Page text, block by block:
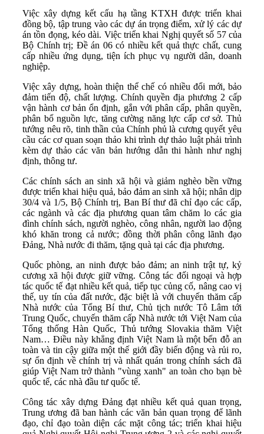
Việc xây dựng kết cấu hạ tầng KTXH được triển khai
đồng bộ, tập trung vào các dự án trọng điểm, xử lý các dự
án tồn đọng, kéo dài. Việc triển khai Nghị quyết số 57 của
Bộ Chính trị; Đề án 06 có nhiều kết quả thực chất, cung
cấp nhiều ứng dụng, tiện ích phục vụ người dân, doanh
nghiệp.
Việc xây dựng, hoàn thiện thể chế có nhiều đổi mới, bảo
đảm tiến độ, chất lượng. Chính quyền địa phương 2 cấp
vận hành cơ bản ổn định, gắn với phân cấp, phân quyền,
phân bổ nguồn lực, tăng cường năng lực cấp cơ sở. Thủ
tướng nêu rõ, tinh thần của Chính phủ là cương quyết yêu
cầu các cơ quan soạn thảo khi trình dự thảo luật phải trình
kèm dự thảo các văn bản hướng dẫn thi hành như nghị
định, thông tư.
Các chính sách an sinh xã hội và giảm nghèo bền vững
được triển khai hiệu quả, bảo đảm an sinh xã hội; nhân dịp
30/4 và 1/5, Bộ Chính trị, Ban Bí thư đã chỉ đạo các cấp,
các ngành và các địa phương quan tâm chăm lo các gia
đình chính sách, người nghèo, công nhân, người lao động
khó khăn trong cả nước; đồng thời phân công lãnh đạo
Đảng, Nhà nước đi thăm, tặng quà tại các địa phương.
Quốc phòng, an ninh được bảo đảm; an ninh trật tự, kỷ
cương xã hội được giữ vững. Công tác đối ngoại và hợp
tác quốc tế đạt nhiều kết quả, tiếp tục củng cố, nâng cao vị
thế, uy tín của đất nước, đặc biệt là với chuyến thăm cấp
Nhà nước của Tổng Bí thư, Chủ tịch nước Tô Lâm tới
Trung Quốc, chuyến thăm cấp Nhà nước tới Việt Nam của
Tổng thống Hàn Quốc, Thủ tướng Slovakia thăm Việt
Nam… Điều này khẳng định Việt Nam là một bến đỗ an
toàn và tin cậy giữa một thế giới đầy biến động và rủi ro,
sự ổn định về chính trị và nhất quán trong chính sách đã
giúp Việt Nam trở thành "vùng xanh" an toàn cho bạn bè
quốc tế, các nhà đầu tư quốc tế.
Công tác xây dựng Đảng đạt nhiều kết quả quan trọng,
Trung ương đã ban hành các văn bản quan trọng để lãnh
đạo, chỉ đạo toàn diện các mặt công tác; triển khai hiệu